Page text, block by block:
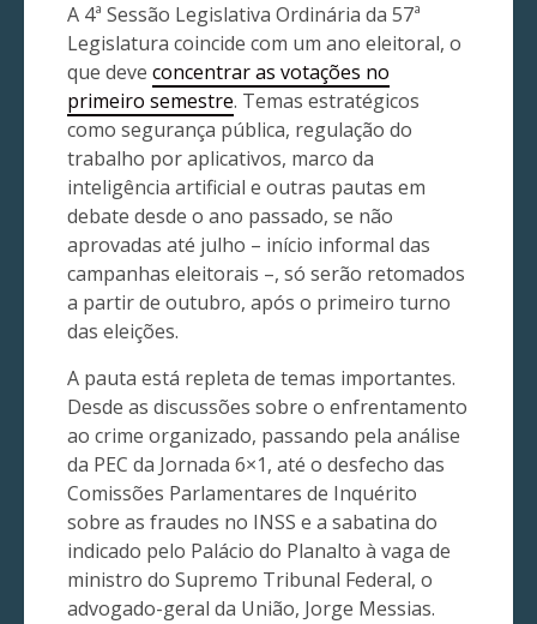
A 4ª Sessão Legislativa Ordinária da 57ª
Legislatura coincide com um ano eleitoral, o
que deve concentrar as votações no
primeiro semestre. Temas estratégicos
como segurança pública, regulação do
trabalho por aplicativos, marco da
inteligência artificial e outras pautas em
debate desde o ano passado, se não
aprovadas até julho – início informal das
campanhas eleitorais –, só serão retomados
a partir de outubro, após o primeiro turno
das eleições.
A pauta está repleta de temas importantes.
Desde as discussões sobre o enfrentamento
ao crime organizado, passando pela análise
da PEC da Jornada 6×1, até o desfecho das
Comissões Parlamentares de Inquérito
sobre as fraudes no INSS e a sabatina do
indicado pelo Palácio do Planalto à vaga de
ministro do Supremo Tribunal Federal, o
advogado-geral da União, Jorge Messias.